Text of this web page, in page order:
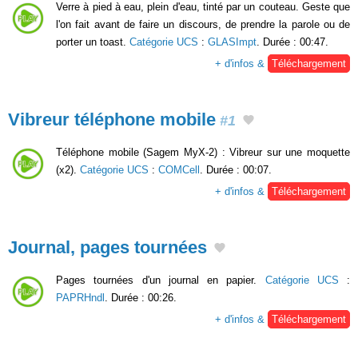
Verre à pied à eau, plein d'eau, tinté par un couteau. Geste que
l'on fait avant de faire un discours, de prendre la parole ou de
porter un toast. Catégorie UCS : GLASImpt. Durée : 00:47.
+ d'infos & Téléchargement
Vibreur téléphone mobile #1
Téléphone mobile (Sagem MyX-2) : Vibreur sur une moquette
(x2). Catégorie UCS : COMCell . Durée : 00:07.
+ d'infos & Téléchargement
Journal, pages tournées
Pages tournées d'un journal en papier. Catégorie UCS :
PAPRHndl
. Durée : 00:26.
+ d'infos &
Téléchargement